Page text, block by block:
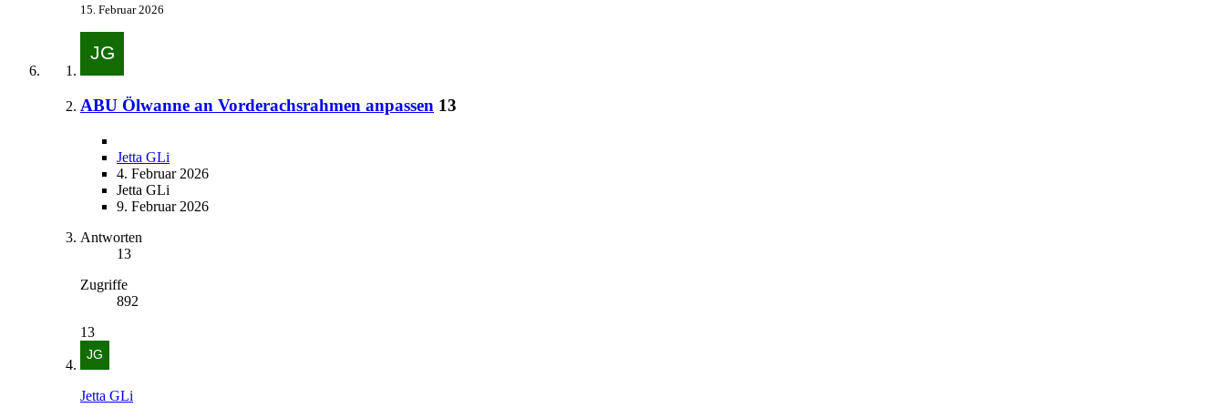
15. Februar 2026
ABU Ölwanne an Vorderachsrahmen anpassen 13
Jetta GLi
4. Februar 2026
Jetta GLi
9. Februar 2026
Antworten
13
Zugriffe
892
13
Jetta GLi